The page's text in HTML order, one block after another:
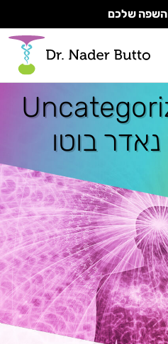
השפה שלכם
בוטו